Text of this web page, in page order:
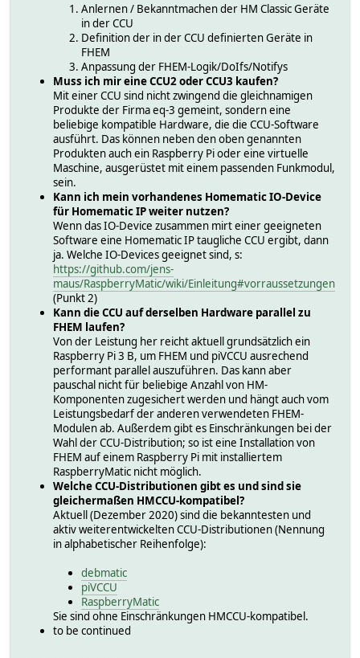
Anlernen / Bekanntmachen der HM Classic Geräte
in der CCU
Definition der in der CCU definierten Geräte in
FHEM
Anpassung der FHEM-Logik/DoIfs/Notifys
Muss ich mir eine CCU2 oder CCU3 kaufen?
Mit einer CCU sind nicht zwingend die gleichnamigen
Produkte der Firma eq-3 gemeint, sondern eine
beliebige kompatible Hardware, die die CCU-Software
ausführt. Das können neben den oben genannten
Produkten auch ein Raspberry Pi oder eine virtuelle
Maschine, ausgerüstet mit einem passenden Funkmodul,
sein.
Kann ich mein vorhandenes Homematic IO-Device
für Homematic IP weiter nutzen?
Wenn das IO-Device zusammen mirt einer geeigneten
Software eine Homematic IP taugliche CCU ergibt, dann
ja. Welche IO-Devices geeignet sind, s:
https://github.com/jens-
maus/RaspberryMatic/wiki/Einleitung#vorraussetzungen
(Punkt 2)
Kann die CCU auf derselben Hardware parallel zu
FHEM laufen?
Von der Leistung her reicht aktuell grundsätzlich ein
Raspberry Pi 3 B, um FHEM und piVCCU ausrechend
performant parallel auszuführen. Das kann aber
pauschal nicht für beliebige Anzahl von HM-
Komponenten zugesichert werden und hängt auch vom
Leistungsbedarf der anderen verwendeten FHEM-
Modulen ab. Außerdem gibt es Einschränkungen bei der
Wahl der CCU-Distribution; so ist eine Installation von
FHEM auf einem Raspberry Pi mit installiertem
RaspberryMatic nicht möglich.
Welche CCU-Distributionen gibt es und sind sie
gleichermaßen HMCCU-kompatibel?
Aktuell (Dezember 2020) sind die bekanntesten und
aktiv weiterentwickelten CCU-Distributionen (Nennung
in alphabetischer Reihenfolge):
debmatic
piVCCU
RaspberryMatic
Sie sind ohne Einschränkungen HMCCU-kompatibel.
to be continued